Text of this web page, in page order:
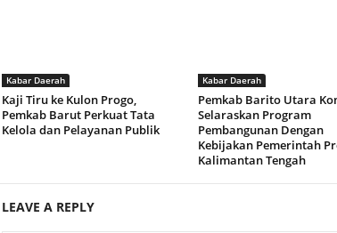
Kabar Daerah
Kaji Tiru ke Kulon Progo,
Pemkab Barut Perkuat Tata
Kelola dan Pelayanan Publik
Kabar Daerah
Pemkab Barito Utara
Selaraskan Program
Pembangunan Dengan
Kebijakan Pemerintah
Kalimantan Tengah
LEAVE A REPLY